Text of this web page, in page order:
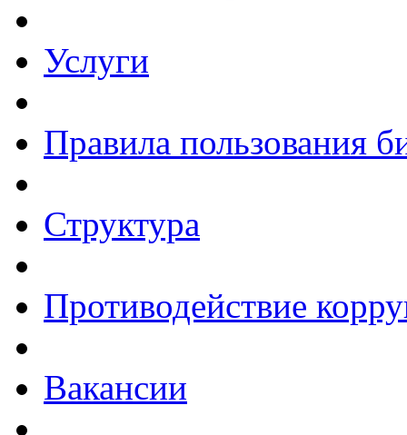
Услуги
Правила пользования
Структура
Противодействие
Вакансии